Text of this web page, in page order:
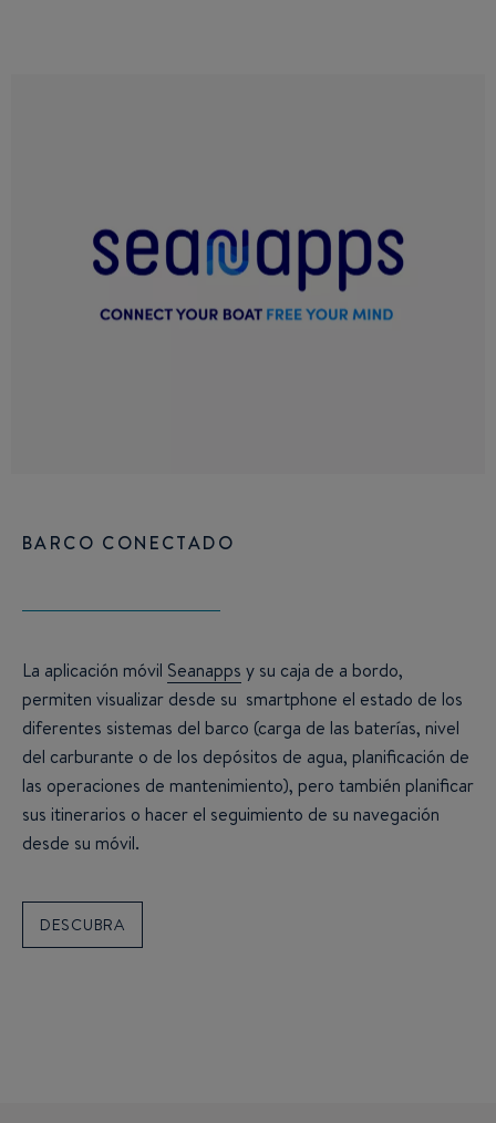
BARCO CONECTADO
La aplicación móvil Seanapps y su caja de a bordo,
permiten visualizar desde su smartphone el estado de los
diferentes sistemas del barco (carga de las baterías, nivel
del carburante o de los depósitos de agua, planificación de
las operaciones de mantenimiento), pero también planificar
sus itinerarios o hacer el seguimiento de su navegación
desde su móvil.
DESCUBRA